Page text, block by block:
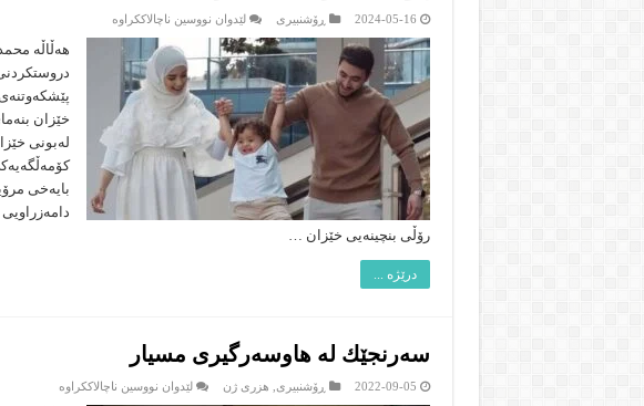
2024-05-16 ڕۆشنبیرى لێدوان نووسین ناچالاککراوە
هه‌ڵاڵه‌
خێزان
له‌بونى
بایه‌خى
رۆڵى بنچینه‌یى خێزان …
درێژە ...
سه‌رنجێك له‌ هاوسه‌رگیرى مسیار
2022-09-05 ڕۆشنبیرى هزرى ژن لێدوان نووسین ناچالاککراوە